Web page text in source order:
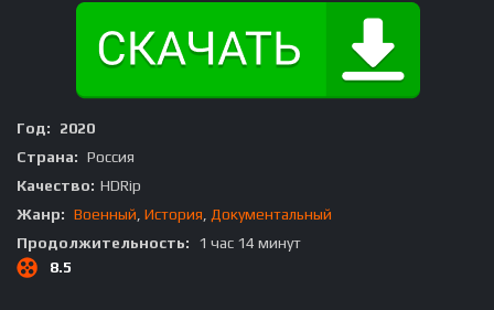
Год:
2020
Страна: Россия
Качество: HDRip
Жанр: Военный История
Документальный
Продолжительность:
1 час 14 минут
8.5